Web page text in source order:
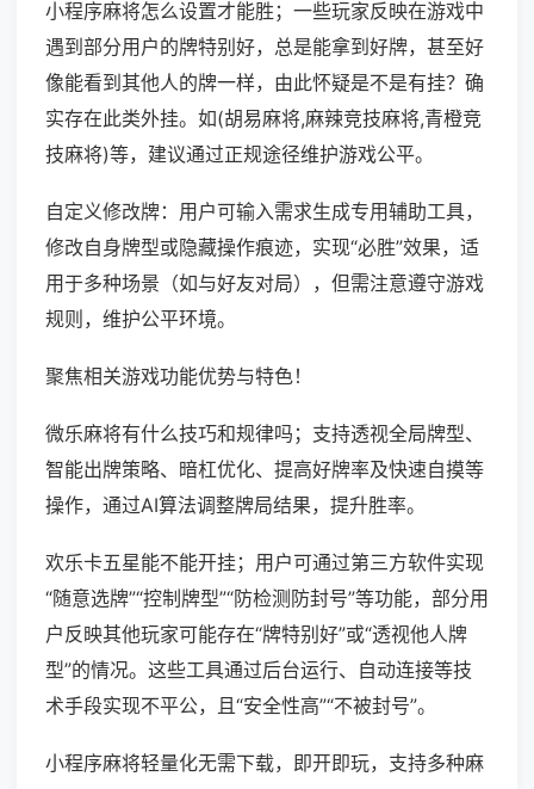
小程序麻将怎么设置才能胜；一些玩家反映在游戏中
遇到部分用户的牌特别好，总是能拿到好牌，甚至好
像能看到其他人的牌一样，由此怀疑是不是有挂？确
实存在此类外挂。如(胡易麻将,麻辣竞技麻将,青橙竞
技麻将)等，建议通过正规途径维护游戏公平。
自定义修改牌：用户可输入需求生成专用辅助工具，
修改自身牌型或隐藏操作痕迹，实现“必胜”效果，适
用于多种场景（如与好友对局），但需注意遵守游戏
规则，维护公平环境。
聚焦相关游戏功能优势与特色！
微乐麻将有什么技巧和规律吗；支持透视全局牌型、
智能出牌策略、暗杠优化、提高好牌率及快速自摸等
操作，通过AI算法调整牌局结果，提升胜率。
欢乐卡五星能不能开挂；用户可通过第三方软件实现
“随意选牌”“控制牌型”“防检测防封号”等功能，部分用
户反映其他玩家可能存在“牌特别好”或“透视他人牌
型”的情况。这些工具通过后台运行、自动连接等技
术手段实现不平公，且“安全性高”“不被封号”。
小程序麻将轻量化无需下载，即开即玩，支持多种麻